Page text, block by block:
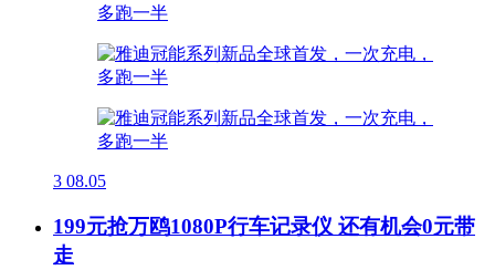
3 08.05
199元抢万鸥1080P行车记录仪 还有机会0元带
走